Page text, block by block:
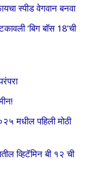
स्पीड वेगवान बनवा
‘बिग बॉस 18’ची
मधील पहिली मोठी
व्हिटॅमिन बी १२ ची